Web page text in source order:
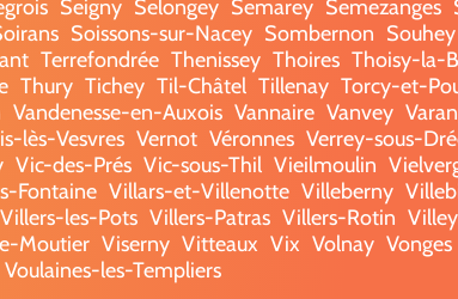
Seigny Selongey Semarey Semezanges
Soissons-sur-Nacey Sombernon Souhey
Terrefondrée Thenissey Thoires Thoisy-la-
Thury Tichey Til-Châtel Tillenay Torcy-et-
Vandenesse-en-Auxois Vannaire Vanvey
lès-Vesvres Vernot Véronnes Verrey-sous-
Vic-des-Prés Vic-sous-Thil Vieilmoulin
Fontaine Villars-et-Villenotte Villeberny
Villers-les-Pots Villers-Patras Villers-Rotin
Moutier Viserny Vitteaux Vix Volnay Vonges
Voulaines-les-Templiers